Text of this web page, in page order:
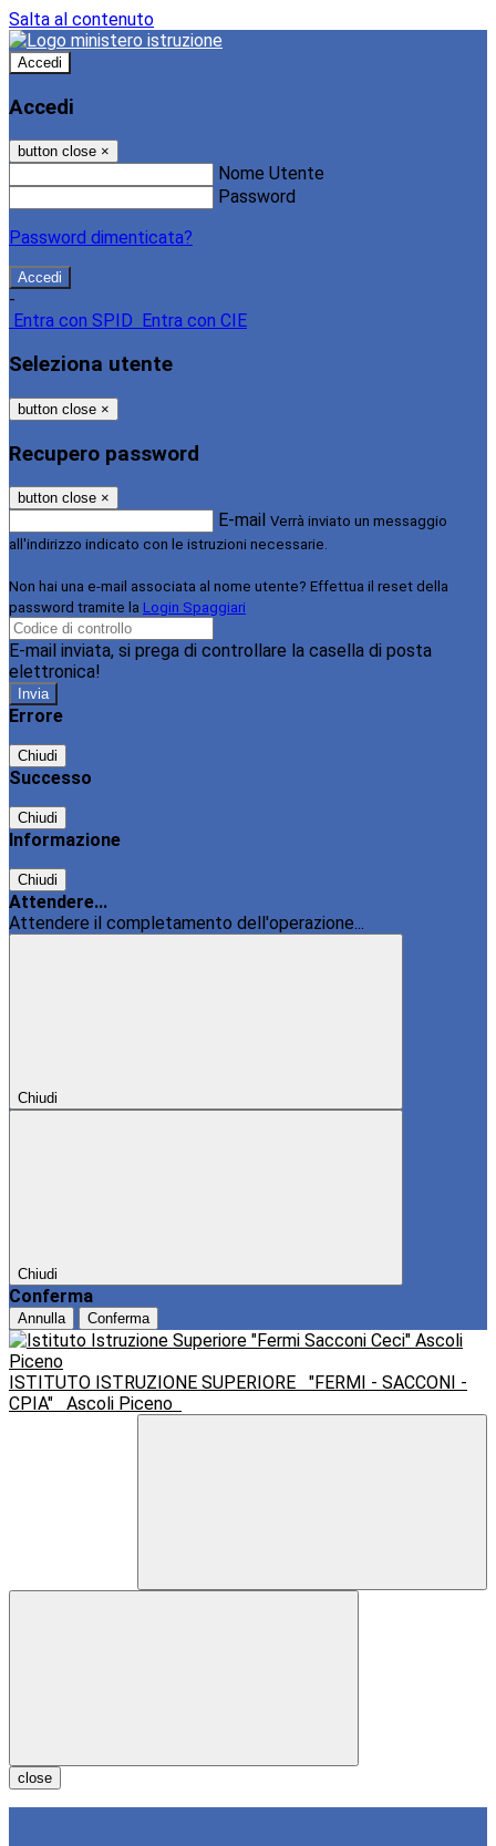
Salta al contenuto
Accedi
Accedi
button close ×
Nome Utente
Password
Password dimenticata?
-
Entra con SPID
Entra con CIE
Seleziona utente
button close ×
Recupero password
button close ×
E-mail Verrà inviato un messaggio
all'indirizzo indicato con le istruzioni necessarie.
Non hai una e-mail associata al nome utente? Effettua il reset della
password tramite la Login Spaggiari
E-mail inviata, si prega di controllare la casella di posta
elettronica!
Errore
Chiudi
Successo
Chiudi
Informazione
Chiudi
Attendere...
Attendere il completamento dell'operazione...
Chiudi
Chiudi
Conferma
Annulla Conferma
ISTITUTO ISTRUZIONE SUPERIORE
"FERMI - SACCONI -
CPIA"
Ascoli Piceno
close